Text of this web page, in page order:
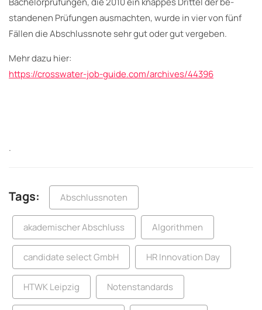
standenen Prüfungen ausmachten, wurde in vier von fünf
Fällen die Abschlussnote sehr gut oder gut vergeben.
Mehr dazu hier:
https://crosswater-job-guide.com/archives/44396
.
Tags: Abschlussnoten
akademischer Abschluss Algorithmen
candidate select GmbH HR Innovation Day
HTWK Leipzig Notenstandards